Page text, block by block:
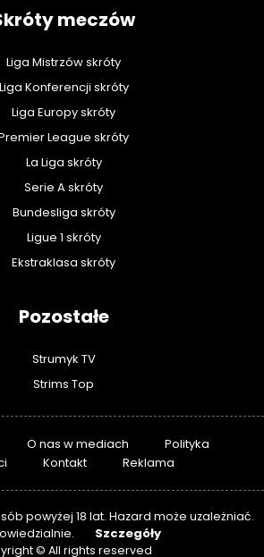
meczów
Liga Mistrzów skróty
Liga Konferencji skróty
Liga Europy skróty
League skróty
La Liga skróty
Serie A skróty
Bundesliga skróty
Ligue 1 skróty
Ekstraklasa skróty
Pozostałe
Strumyk TV
Strims Top
O nas w mediach
Polityka
Kontakt Reklama
powyżej 18 lat. Hazard może uzależniać.
Szczegóły
© All rights reserved